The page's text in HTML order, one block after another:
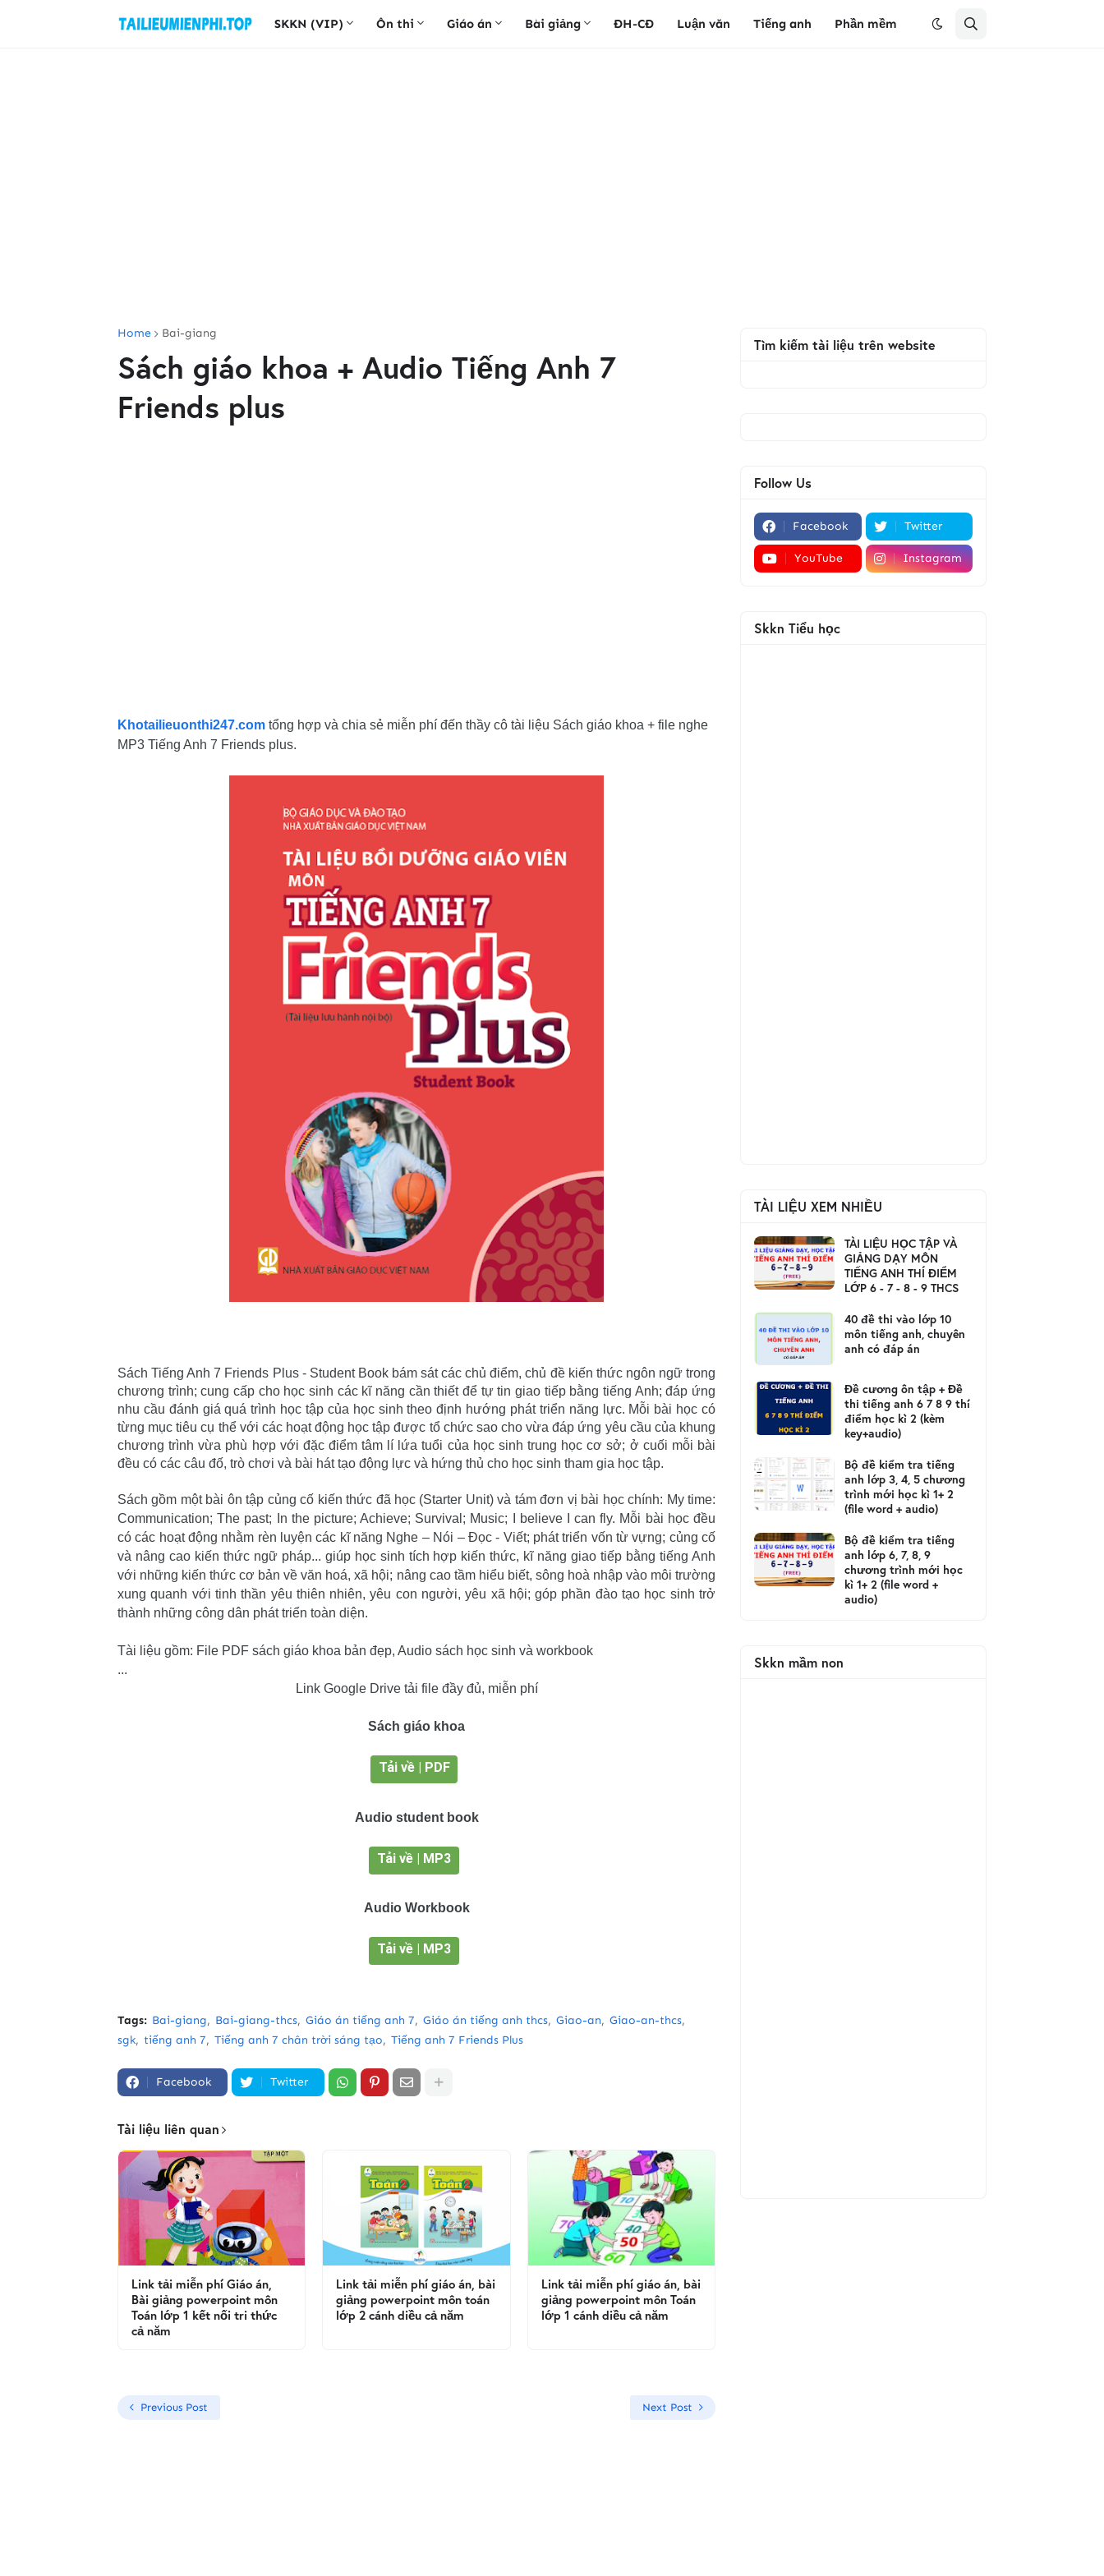
SKKN (VIP) Ôn thi Giáo án Bài giảng ĐH-CĐ Luận văn Tiếng anh Phần mềm
Home Bai-giang
Sách giáo khoa + Audio Tiếng Anh 7
Friends plus
Khotailieuonthi247.com tổng hợp và chia sẻ miễn phí đến thầy cô tài liệu Sách giáo khoa + file nghe
MP3 Tiếng Anh 7 Friends plus.
Sách Tiếng Anh 7 Friends Plus - Student Book bám sát các chủ điểm, chủ đề kiến thức ngôn ngữ trong
chương trình; cung cấp cho học sinh các kĩ năng cần thiết để tự tin giao tiếp bằng tiếng Anh; đáp ứng
nhu cầu đánh giá quá trình học tập của học sinh theo định hướng phát triển năng lực. Mỗi bài học có
từng mục tiêu cụ thể với các hoạt động học tập được tổ chức sao cho vừa đáp ứng yêu cầu của khung
chương trình vừa phù hợp với đặc điểm tâm lí lứa tuổi của học sinh trung học cơ sở; ở cuối mỗi bài
đều có các câu đố, trò chơi và bài hát tạo động lực và hứng thủ cho học sinh tham gia học tập.
Sách gồm một bài ôn tập củng cố kiến thức đã học (Starter Unit) và tám đơn vị bài học chính: My time:
Communication; The past; In the picture; Achieve; Survival; Music; I believe I can fly. Mỗi bài học đều
có các hoạt động nhằm rèn luyện các kĩ năng Nghe – Nói – Đọc - Viết; phát triển vốn từ vựng; củng cố
và nâng cao kiến thức ngữ pháp... giúp học sinh tích hợp kiến thức, kĩ năng giao tiếp bằng tiếng Anh
với những kiến thức cơ bản về văn hoá, xã hội; nâng cao tầm hiểu biết, sông hoà nhập vào môi trường
xung quanh với tinh thần yêu thiên nhiên, yêu con người, yêu xã hội; góp phần đào tạo học sinh trở
thành những công dân phát triển toàn diện.
Tài liệu gồm: File PDF sách giáo khoa bản đẹp, Audio sách học sinh và workbook
...
Link Google Drive tải file đầy đủ, miễn phí
Sách giáo khoa
Tải về | PDF
Audio student book
Tải về | MP3
Audio Workbook
Tải về | MP3
Tags: Bai-giang Bai-giang-thcs Giáo án tiếng anh 7 Giáo án tiếng anh thcs Giao-an
Giao-an-thcs
sgk
tiếng anh 7 Tiếng anh 7 chân trời sáng tạo Tiếng anh 7 Friends Plus
Facebook Twitter
Tài liệu liên quan
Link tải miễn phí Giáo án,
Bài giảng powerpoint môn
Toán lớp 1 kết nối tri thức
cả năm
Link tải miễn phí giáo án, bài
giảng powerpoint môn toán
lớp 2 cánh diều cả năm
Link tải miễn phí giáo án, bài
giảng powerpoint môn Toán
lớp 1 cánh diều cả năm
Previous Post Next Post
Tìm kiếm tài liệu trên website
Follow Us
Facebook Twitter
YouTube Instagram
Skkn Tiểu học
TÀI LIỆU XEM NHIỀU
TÀI LIỆU HỌC TẬP VÀ
GIẢNG DẠY MÔN
TIẾNG ANH THÍ ĐIỂM
LỚP 6 - 7 - 8 - 9 THCS
40 đề thi vào lớp 10
môn tiếng anh, chuyên
anh có đáp án
Đề cương ôn tập + Đề
thi tiếng anh 6 7 8 9 thí
điểm học kì 2 (kèm
key+audio)
Bộ đề kiểm tra tiếng
anh lớp 3, 4, 5 chương
trình mới học kì 1+ 2
(file word + audio)
Bộ đề kiểm tra tiếng
anh lớp 6, 7, 8, 9
chương trình mới học
kì 1+ 2 (file word +
audio)
Skkn mầm non